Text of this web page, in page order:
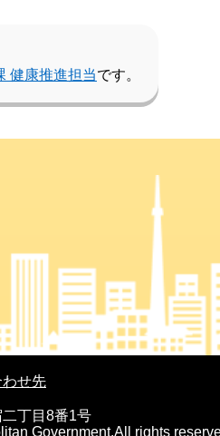
健康推進担当です。
せ先
丁目8番1号
Government.All rights